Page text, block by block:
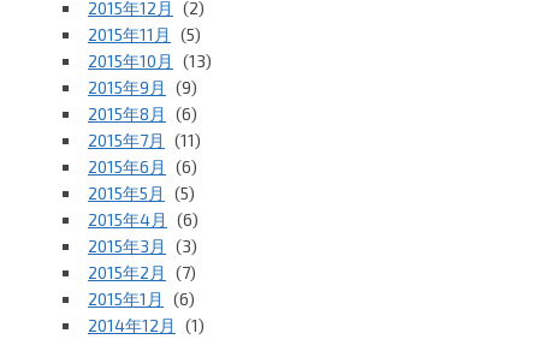
2015年12月
(2)
2015年11月
(5)
2015年10月
(13)
2015年9月
(9)
2015年8月
(6)
2015年7月
(11)
2015年6月
(6)
2015年5月
(5)
2015年4月
(6)
2015年3月
(3)
2015年2月
(7)
2015年1月
(6)
2014年12月
(1)